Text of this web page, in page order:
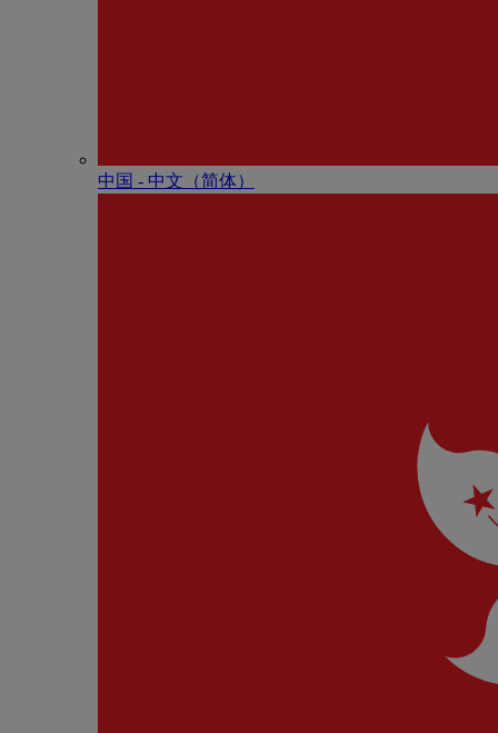
中国 - 中⽂（简体）